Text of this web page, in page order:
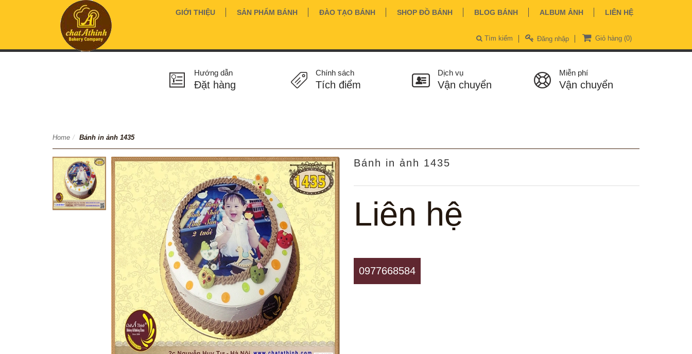
GIỚI THIỆU SẢN PHẨM BÁNH ĐÀO TẠO BÁNH SHOP ĐỒ BÁNH BLOG BÁNH ALBUM ẢNH LIÊN HỆ
Giỏ hàng (0)
Đăng nhập
Tìm kiếm
Hướng dẫn
Đặt hàng
Chính sách
Tích điểm
Dịch vụ
Vận chuyển
Miễn phí
Vận chuyển
Home / Bánh in ảnh 1435
Bánh in ảnh 1435
Liên hệ
0977668584